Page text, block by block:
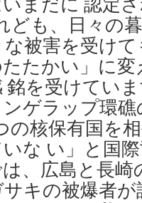
ども、日々の
被害を受け
たたかい」に
銘を受けてい
ゲラップ環
の核保有国を
な い」と国
、広島と長崎
サキの被爆者